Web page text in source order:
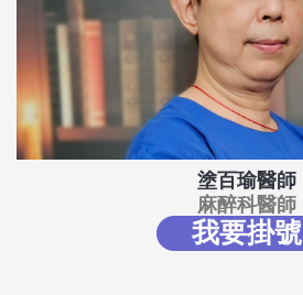
塗百瑜醫師
麻醉科醫師
我要掛號